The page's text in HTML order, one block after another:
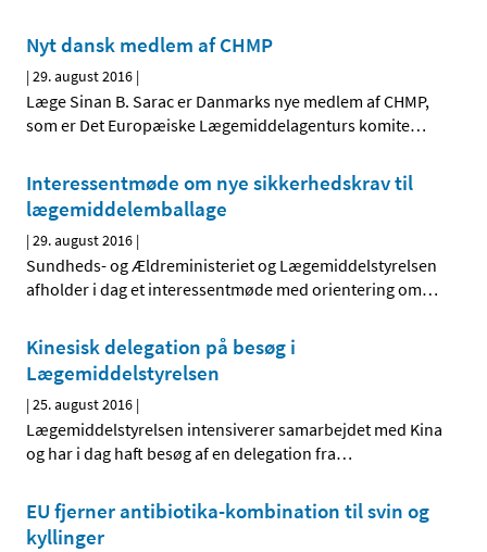
Nyt dansk medlem af CHMP
|29. august 2016 |
Læge Sinan B. Sarac er Danmarks nye medlem af CHMP,
som er Det Europæiske Lægemiddelagenturs komite…
Interessentmøde om nye sikkerhedskrav til
lægemiddelemballage
|29. august 2016 |
Sundheds- og Ældreministeriet og Lægemiddelstyrelsen
afholder i dag et interessentmøde med orientering om…
Kinesisk delegation på besøg i
Lægemiddelstyrelsen
|25. august 2016 |
Lægemiddelstyrelsen intensiverer samarbejdet med Kina
og har i dag haft besøg af en delegation fra…
EU fjerner antibiotika-kombination til svin og
kyllinger